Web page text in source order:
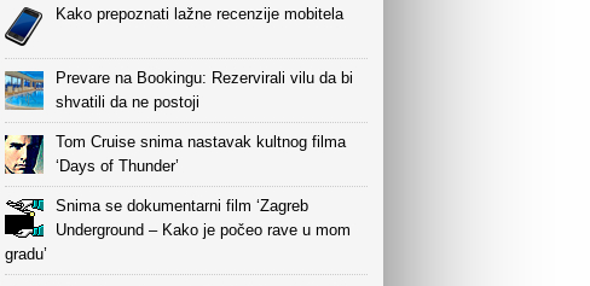
Kako prepoznati lažne recenzije mobitela
Prevare na Bookingu: Rezervirali vilu da bi
shvatili da ne postoji
Tom Cruise snima nastavak kultnog filma
‘Days of Thunder’
Snima se dokumentarni film ‘Zagreb
Underground – Kako je počeo rave u mom
gradu’